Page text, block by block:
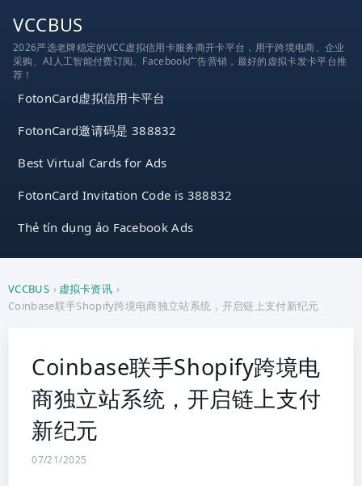
VCCBUS
2026严选老牌稳定的VCC虚拟信用卡服务商开卡平台，用于跨境电商、企业
采购、AI人工智能付费订阅、Facebook广告营销，最好的虚拟卡发卡平台推
荐！
FotonCard虚拟信用卡平台
FotonCard邀请码是 388832
Best Virtual Cards for Ads
FotonCard Invitation Code is 388832
Thẻ tín dụng ảo Facebook Ads
VCCBUS › 虚拟卡资讯 ›
Coinbase联手Shopify跨境电商独立站系统，开启链上支付新纪元
Coinbase联手Shopify跨境电
商独立站系统，开启链上支付
新纪元
07/21/2025